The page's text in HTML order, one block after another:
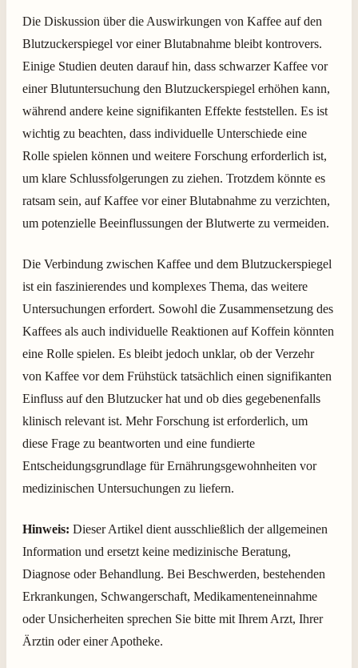
Die Diskussion über die Auswirkungen von Kaffee auf den
Blutzuckerspiegel vor einer Blutabnahme bleibt kontrovers.
Einige Studien deuten darauf hin, dass schwarzer Kaffee vor
einer Blutuntersuchung den Blutzuckerspiegel erhöhen kann,
während andere keine signifikanten Effekte feststellen. Es ist
wichtig zu beachten, dass individuelle Unterschiede eine
Rolle spielen können und weitere Forschung erforderlich ist,
um klare Schlussfolgerungen zu ziehen. Trotzdem könnte es
ratsam sein, auf Kaffee vor einer Blutabnahme zu verzichten,
um potenzielle Beeinflussungen der Blutwerte zu vermeiden.
Die Verbindung zwischen Kaffee und dem Blutzuckerspiegel
ist ein faszinierendes und komplexes Thema, das weitere
Untersuchungen erfordert. Sowohl die Zusammensetzung des
Kaffees als auch individuelle Reaktionen auf Koffein könnten
eine Rolle spielen. Es bleibt jedoch unklar, ob der Verzehr
von Kaffee vor dem Frühstück tatsächlich einen signifikanten
Einfluss auf den Blutzucker hat und ob dies gegebenenfalls
klinisch relevant ist. Mehr Forschung ist erforderlich, um
diese Frage zu beantworten und eine fundierte
Entscheidungsgrundlage für Ernährungsgewohnheiten vor
medizinischen Untersuchungen zu liefern.
Hinweis: Dieser Artikel dient ausschließlich der allgemeinen
Information und ersetzt keine medizinische Beratung,
Diagnose oder Behandlung. Bei Beschwerden, bestehenden
Erkrankungen, Schwangerschaft, Medikamenteneinnahme
oder Unsicherheiten sprechen Sie bitte mit Ihrem Arzt, Ihrer
Ärztin oder einer Apotheke.